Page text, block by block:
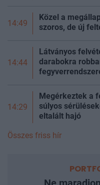
14:49
Közel a
szoros, de új
14:44
Látványos
darabokra
14:29
Megérkeztek a
súlyos
eltalált hajó
Összes friss hír